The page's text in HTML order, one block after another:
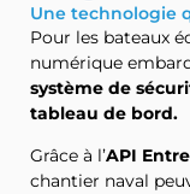
Une technologie
Pour les bateaux
numérique
système de
tableau de bord.
Grâce à l’API
chantier naval